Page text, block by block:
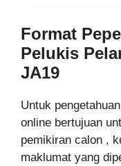
Format
Pelukis
JA19
Untuk
online bertujuan
pemikiran calon ,
maklumat yang